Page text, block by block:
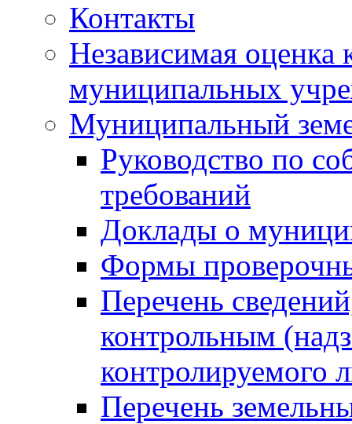
Контакты
Независимая оценка
муниципальных
Муниципальный
Руководство по
требований
Доклады о
Формы
Перечень
контрольным
контролируемого
Перечень